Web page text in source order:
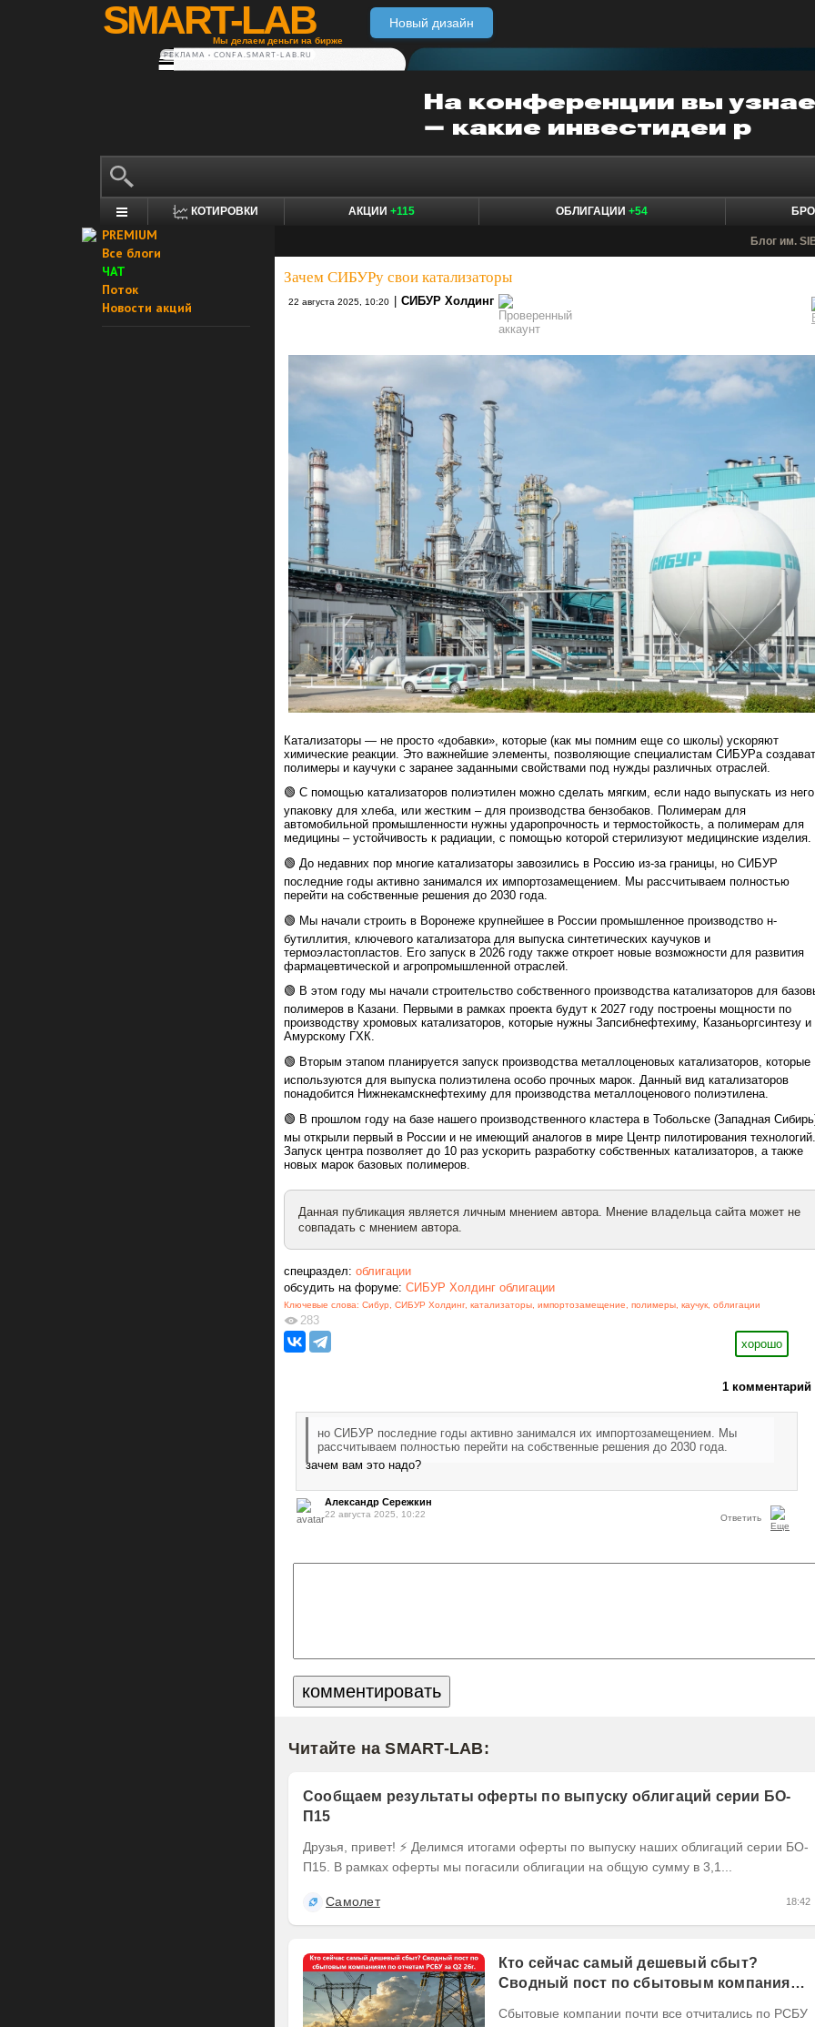
SMART-LAB
Мы делаем деньги на бирже
Новый дизайн
РЕКЛАМА • CONFA.SMART-LAB.RU
КОТИРОВКИ АКЦИИ +115 ОБЛИГАЦИИ +54
PREMIUM
Все блоги
ЧАТ
Поток
Новости акций
Блог им.
Зачем СИБУРу свои катализаторы
22 августа 2025, 10:20 CИБУР Холдинг
Катализаторы — не просто «добавки», которые (как мы помним еще со школы) ускоряют
химические реакции. Это важнейшие элементы, позволяющие специалистам СИБУРа
полимеры и каучуки с заранее заданными свойствами под нужды различных отраслей.
🟢 С помощью катализаторов полиэтилен можно сделать мягким, если надо выпускать из него
упаковку для хлеба, или жестким – для производства бензобаков. Полимерам для
автомобильной промышленности нужны ударопрочность и термостойкость, а полимерам для
медицины – устойчивость к радиации, с помощью которой стерилизуют медицинские изделия.
🟢 До недавних пор многие катализаторы завозились в Россию из-за границы, но СИБУР
последние годы активно занимался их импортозамещением. Мы рассчитываем полностью
перейти на собственные решения до 2030 года.
🟢 Мы начали строить в Воронеже крупнейшее в России промышленное производство н-
бутиллития, ключевого катализатора для выпуска синтетических каучуков и
термоэластопластов. Его запуск в 2026 году также откроет новые возможности для развития
фармацевтической и агропромышленной отраслей.
🟢 В этом году мы начали строительство собственного производства катализаторов для
полимеров в Казани. Первыми в рамках проекта будут к 2027 году построены мощности по
производству хромовых катализаторов, которые нужны Запсибнефтехиму, Казаньоргсинтезу и
Амурскому ГХК.
🟢 Вторым этапом планируется запуск производства металлоценовых катализаторов, которые
используются для выпуска полиэтилена особо прочных марок. Данный вид катализаторов
понадобится Нижнекамскнефтехиму для производства металлоценового полиэтилена.
🟢 В прошлом году на базе нашего производственного кластера в Тобольске (Западная
мы открыли первый в России и не имеющий аналогов в мире Центр пилотирования технологий.
Запуск центра позволяет до 10 раз ускорить разработку собственных катализаторов, а также
новых марок базовых полимеров.
Данная публикация является личным мнением автора. Мнение владельца сайта может не
совпадать с мнением автора.
спецраздел: облигации
обсудить на форуме: СИБУР Холдинг облигации
Ключевые слова: Сибур СИБУР Холдинг, катализаторы импортозамещение полимеры каучук облигации
283
хорошо
1 комментарий
но СИБУР последние годы активно занимался их импортозамещением. Мы
рассчитываем полностью перейти на собственные решения до 2030 года.
зачем вам это надо?
Александр Сережкин
22 августа 2025, 10:22 Ответить
Читайте на SMART-LAB:
Сообщаем результаты оферты по выпуску облигаций серии БО-
П15
Друзья, привет! ⚡️ Делимся итогами оферты по выпуску наших облигаций серии БО-
П15. В рамках оферты мы погасили облигации на общую сумму в 3,1...
Самолет 18:42
Кто сейчас самый дешевый сбыт?
Сводный пост по сбытовым компаниям
Сбытовые компании почти все отчитались по РСБУ